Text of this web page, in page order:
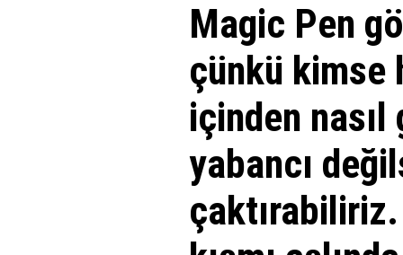
Magic Pen
çünkü kimse
içinden
yabancı